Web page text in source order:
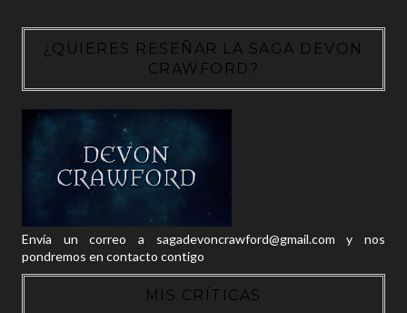
¿QUIERES RESEÑAR LA SAGA DEVON
CRAWFORD?
Envía un correo a sagadevoncrawford@gmail.com y nos
pondremos en contacto contigo
MIS CRÍTICAS